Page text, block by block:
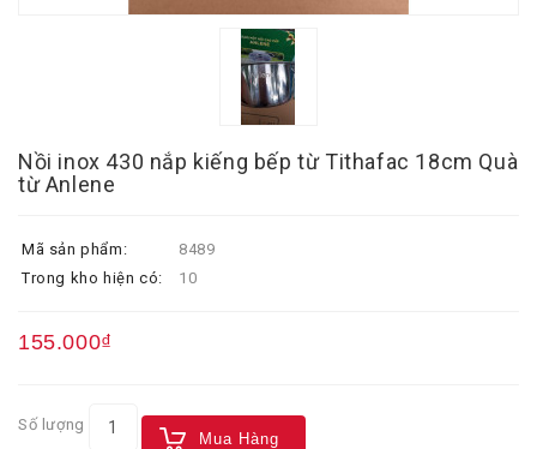
Nồi inox 430 nắp kiếng bếp từ Tithafac 18cm Quà
từ Anlene
Mã sản phẩm:
8489
Trong kho hiện có:
10
155.000₫
Số lượng
Mua Hàng